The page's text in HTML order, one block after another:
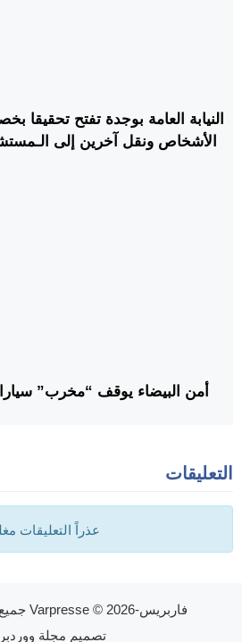
النيابة العامة بوجدة تفتح
الأشخاص ونقل آخرين إلى
أمن البيضاء يوقف “مخرب”
التعليقات
عذراً التعليقات
فاربريس-Varpresse© 2026 جميع الحقوق محفوظة.
تصميم مجلة